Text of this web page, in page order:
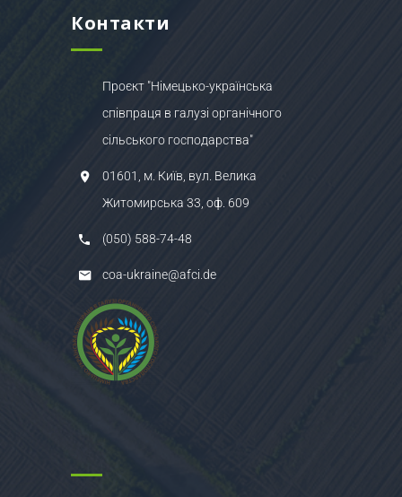
Контакти
Проєкт "Німецько-українська
співпраця в галузі органічного
сільського господарства"
01601, м. Київ, вул. Велика
Житомирська 33, оф. 609
(050) 588-74-48
coa-ukraine@afci.de